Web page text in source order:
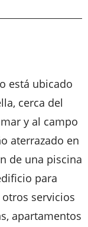
está ubicado
cerca del
y al campo
aterrazado en
de una piscina
para
servicios
apartamentos